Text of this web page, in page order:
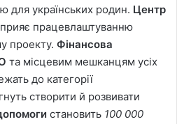
для українських родин. Центр
працевлаштуванню
проекту. Фінансова
та місцевим мешканцям усіх
до категорії
створити й розвивати
становить 100 000